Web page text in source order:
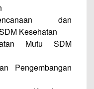
dan
Kesehatan
Mutu SDM
Pengembangan